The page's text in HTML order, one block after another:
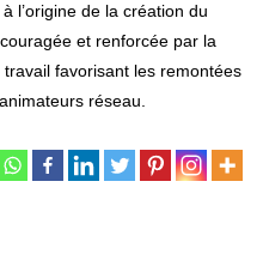
l’origine de la création du
et renforcée par la
favorisant les remontées
réseau.